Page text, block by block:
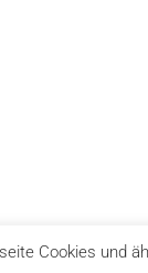
Cookies und